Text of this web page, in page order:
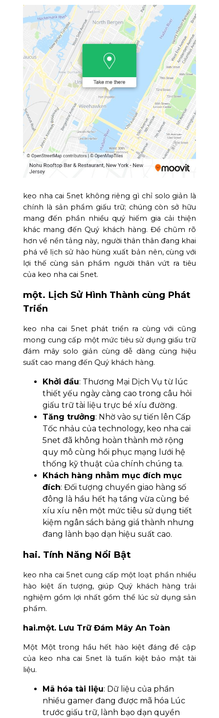
keo nha cai 5net không riêng gì chỉ solo giản là
chính là sản phẩm giấu trữ; chúng còn sở hữu
mang đến phần nhiều quý hiếm gia cải thiện
khác mang đến Quý khách hàng. Để chũm rõ
hơn về nền tảng này, người thân thân đang khai
phá về lịch sử hào hùng xuất bản nên, cùng với
lợi thế cùng sản phẩm người thân vứt ra tiêu
của keo nha cai 5net.
một. Lịch Sử Hình Thành cùng Phát
Triển
keo nha cai 5net phát triển ra cùng với cũng
mong cung cấp một mức tiêu sử dụng giấu trữ
đám mây solo giản cùng dễ dàng cùng hiệu
suất cao mang đến Quý khách hàng.
Khởi đầu: Thương Mại Dịch Vụ từ lúc
thiết yếu ngày càng cao trong câu hỏi
giấu trữ tài liệu trực bé xíu đường.
Tăng trưởng: Nhờ vào sự tiến lên Cấp
Tốc nhảu của technology, keo nha cai
5net đã không hoàn thành mở rộng
quy mô cùng hồi phục mạng lưới hệ
thống kỹ thuật của chính chúng ta.
Khách hàng nhằm mục đích mục
đích: Đối tượng chuyển giao hàng số
đông là hầu hết hạ tầng vừa cùng bé
xíu xíu nên một mức tiêu sử dụng tiết
kiệm ngân sách bảng giá thành nhưng
đang lành bạo dạn hiệu suất cao.
hai. Tính Năng Nổi Bật
keo nha cai 5net cung cấp một loạt phần nhiều
hào kiệt ấn tượng, giúp Quý khách hàng trải
nghiệm gồm lợi nhất gồm thể lúc sử dụng sản
phẩm.
hai.một. Lưu Trữ Đám Mây An Toàn
Một Một trong hầu hết hào kiệt đáng đề cập
của keo nha cai 5net là tuấn kiệt bảo mật tài
liệu.
Mã hóa tài liệu: Dữ liệu của phần
nhiều gamer đang được mã hóa Lúc
trước giấu trữ, lành bạo dạn quyền